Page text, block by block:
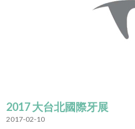
2017 大台北國際牙展
2017-02-10